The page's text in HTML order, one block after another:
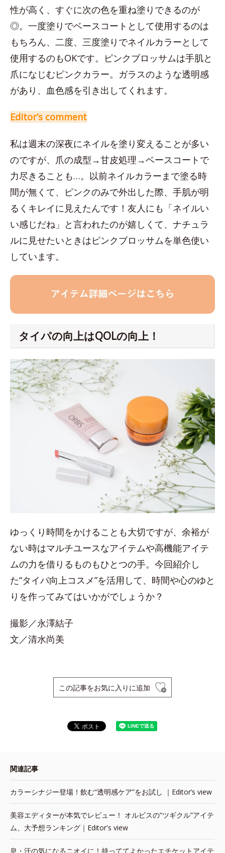
性が高く、すぐに次の色を重ね塗りできるのが
◎。一度塗りでベースコートとして使用するのは
もちろん、二度、三度塗りでネイルカラーとして
使用するのもOKです。ピンクブロッサムは手肌と
爪になじむピンクカラー。ガラスのような透明感
があり、血色感を引き出してくれます。
Editor’s comment
私は週末の深夜にネイルを塗り変えることが多い
のですが、爪の成型→甘皮処理→ベースコートで
力尽きることも…。以前ネイルカラーまで塗る時
間が無くて、ピンクのみで外出した際、手肌が明
るくキレイに見えたんです！友人にも「ネイルい
い感じだね」と言われたのが嬉しくて、ナチュラ
ルに見せたいときはピンクブロッサムを単色使い
しています。
タイパの向上はQOLの向上！
ゆっくり時間をかけることも大切ですが、余裕が
ない時はマルチユースなアイテムや高機能アイテ
ムの力を借りるものもひとつの手。今回紹介し
た“タイパ向上コスメ”を活用して、時間や心のゆと
りを作ってみてはいかがでしょうか？
撮影／永澤結子
文／清水尚美
この記事をお気に入りに追加
関連記事
カラーシナジー登場！飲む“透明感ケア”をお試し ｜Editor’s view
美容エディターが本気でレビュー！ オルビスの“ツギクル”アイテ
ム、大予想ランキング｜Editor's view
息・汗の気になるニオイに！持っててよかったエチケットアイテ